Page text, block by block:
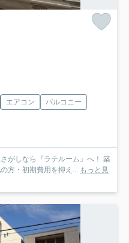
エアコン
バルコニー
がしなら『ラテルーム』へ！ 築
方・初期費用を抑え... もっと見